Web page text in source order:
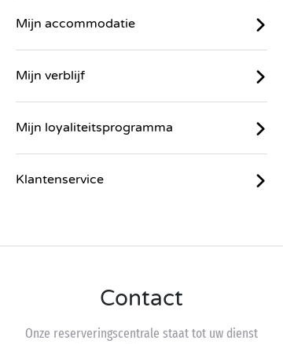
Mijn accommodatie
Mijn verblijf
Mijn loyaliteitsprogramma
Klantenservice
Contact
Onze reserveringscentrale staat tot uw dienst